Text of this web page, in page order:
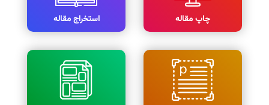
چاپ مقاله استخراج مقاله